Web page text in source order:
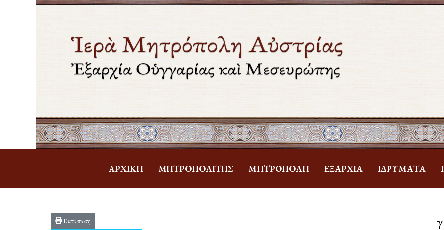
ἈΡΧΙΚΉ ΜΗΤΡΟΠΟΛΊΤΗΣ ΜΗΤΡΌΠΟΛΗ ἘΞΑΡΧΊΑ ἹΔΡΎΜΑΤΑ
Εκτύπωση